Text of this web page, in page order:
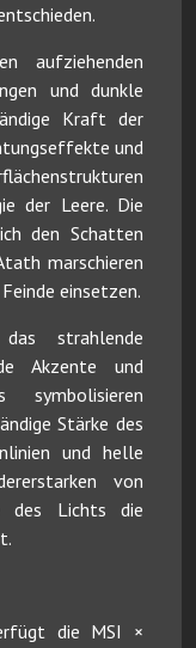
aufziehenden
und dunkle
Kraft der
und
der Leere. Die
den Schatten
marschieren
einsetzen.
strahlende
Akzente und
symbolisieren
Stärke des
und helle
von
des Lichts die
die MSI ×